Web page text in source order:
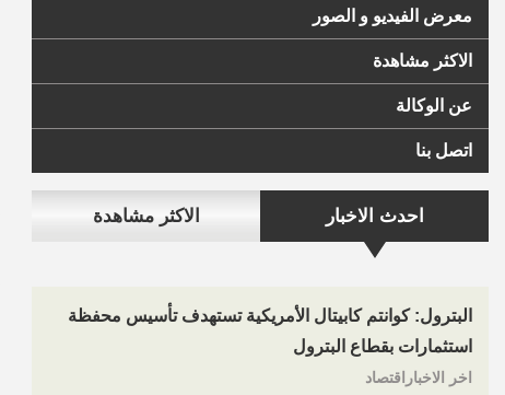
معرض الفيديو و الصور
الاكثر مشاهدة
عن الوكالة
اتصل بنا
احدث الاخبار الاكثر مشاهدة
البترول: كوانتم كابيتال الأمريكية تستهدف تأسيس محفظة
استثمارات بقطاع البترول
اخر الاخباراقتصاد